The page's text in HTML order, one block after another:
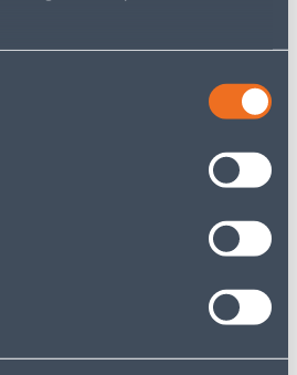
AIASAAG FISKARS XTRACT